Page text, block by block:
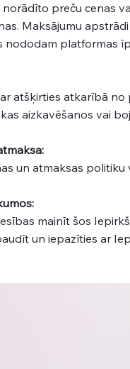
preču cenas
Maksājumu
nododam platformas
atšķirties atkarībā
aizkavēšanos vai
un atmaksas politiku
mainīt šos
un iepazīties ar